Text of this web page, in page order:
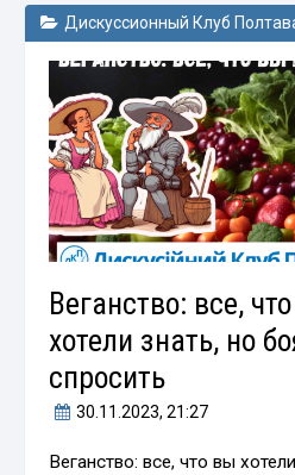
Дискуссионный Клуб
Веганство: все,
хотели знать, но
спросить
30.11.2023, 21:27
Веганство: все, что вы